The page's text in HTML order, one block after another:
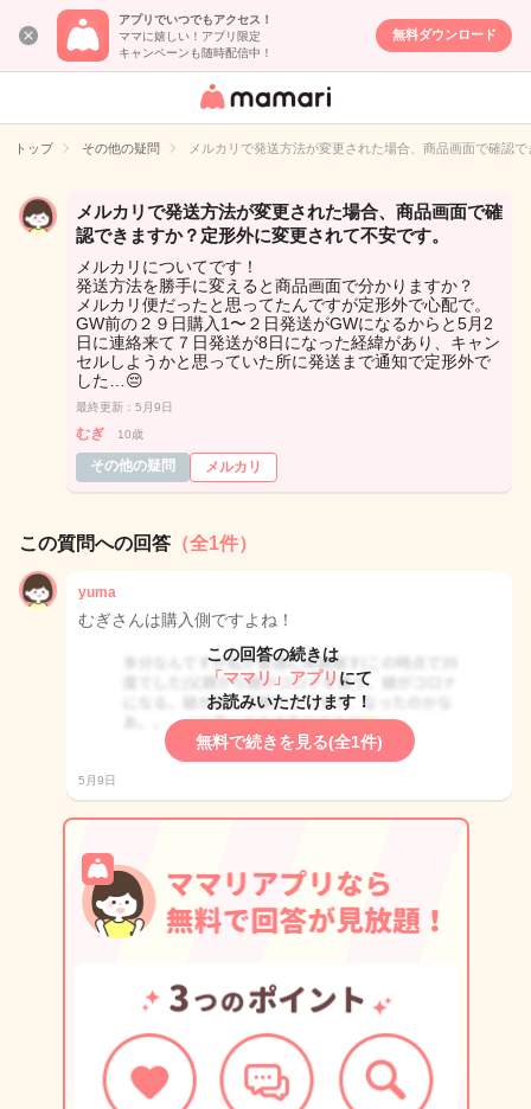
アプリでいつでもアクセス！
ママに嬉しい！アプリ限定
キャンペーンも随時配信中！
無料ダウンロード
女性専用匿名QA
イト
トップ その他の疑問 メルカリで発送方法が変更された場合、商品画面で確認
メルカリで発送方法が変更された場合、商品画面で確
認できますか？定形外に変更されて不安です。
メルカリについてです！
発送方法を勝手に変えると商品画面で分かりますか？
メルカリ便だったと思ってたんですが定形外で心配で。
GW前の２９日購入1〜２日発送がGWになるからと5月2
日に連絡来て７日発送が8日になった経緯があり、キャン
セルしようかと思っていた所に発送まで通知で定形外で
した…😔
最終更新：5月9日
むぎ 10歳
その他の疑問 メルカリ
この質問への回答 （全1件）
yuma
むぎさんは購入側ですよね！
この回答の続きは
「ママリ」アプリ にて
お読みいただけます！
無料で続きを見る(全1件)
5月9日